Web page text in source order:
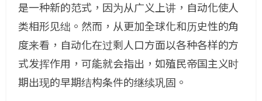
是一种新的范式，因为从广义上讲，自动化使人
类相形见绌。然而，从更加全球化和历史性的角
度来看，自动化在过剩人口方面以各种各样的方
式发挥作用，可能就会指出，如殖民帝国主义时
期出现的早期结构条件的继续巩固。